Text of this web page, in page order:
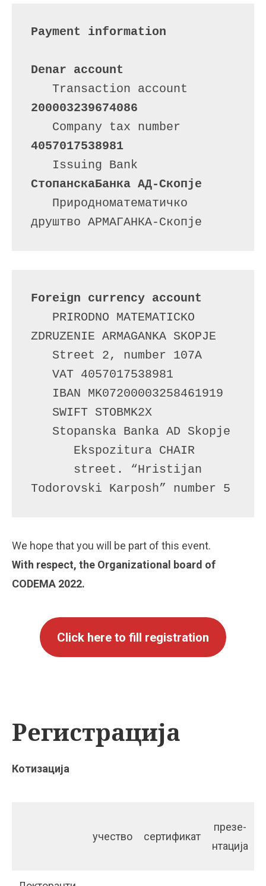
Payment information
Denar account
200003239674086
4057017538981
СтопанскаБанка АД-Скопје
друштво АРМАГАНКА-Скопје
Foreign currency account
ZDRUZENIE ARMAGANKA SKOPJE
Todorovski Karposh” number 5
We hope that you will be part of this event.
With respect, the Organizational board of
CODEMA 2022.
Click here to fill registration
Регистрација
Котизација
учество сертификат
презе-
нтација